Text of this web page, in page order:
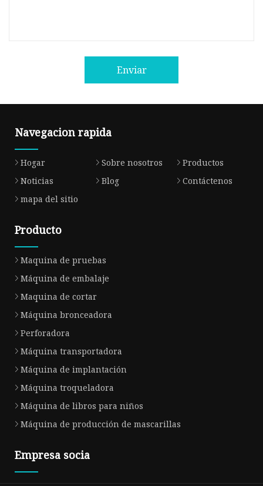
Enviar
Navegacion rapida
Hogar Sobre nosotros
Productos
Noticias
Blog
Contáctenos
mapa del sitio
Producto
Maquina de pruebas
Máquina de embalaje
Maquina de cortar
Máquina bronceadora
Perforadora
Máquina transportadora
Máquina de implantación
Máquina troqueladora
Máquina de libros para niños
Máquina de producción de mascarillas
Empresa socia